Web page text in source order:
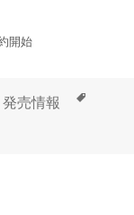
開始
カ
発売情報